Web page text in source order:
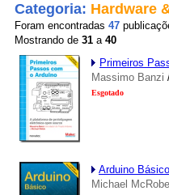
Categoria: Hardware
Foram encontradas 47
Mostrando de 31 a 40
Primeiros
Massimo Banzi
Esgotado
Arduino
Michael